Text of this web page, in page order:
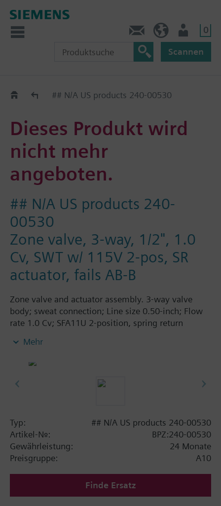
0
Scannen
Old2New## N/A US products 240-00530
Dieses Produkt wird
nicht mehr
angeboten.
## N/A US products 240-
00530
Zone valve, 3-way, 1/2", 1.0
Cv, SWT w/ 115V 2-pos, SR
actuator, fails AB-B
Zone valve and actuator assembly. 3-way valve
body; sweat connection; Line size 0.50-inch; Flow
rate 1.0 Cv; SFA11U 2-position, spring return
Mehr
Typ:
## N/A US products 240-00530
Artikel-Nr.:
BPZ:240-00530
Gewährleistung:
24 Monate
Preisgruppe:
A10
Finde Ersatz